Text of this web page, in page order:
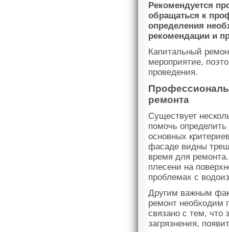
Рекомендуется
обращаться к
определения
рекомендации и
Капитальный
мероприятие,
проведения.
ремонта
Существует
помочь
основных
фасаде видны
время для
плесени на
проблемах с
Другим важным
ремонт необходим
связано с тем, что
загрязнения,